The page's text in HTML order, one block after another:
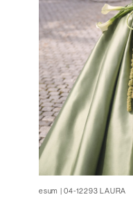
esum | 04-12293 LAURA